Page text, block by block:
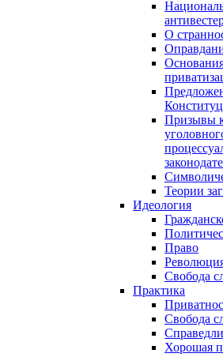
О
Призывы
Теории
Идеология
Право
Свобода
Практика
Свобода
Хорошая